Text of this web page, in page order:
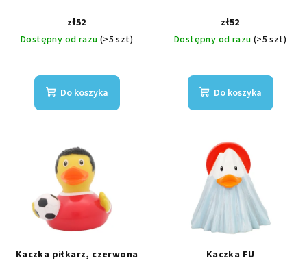
zł52
Dostępny od razu (>5 szt)
Do koszyka
zł52
Dostępny od razu (>5 szt)
Do koszyka
Kaczka piłkarz, czerwona Kaczka FU